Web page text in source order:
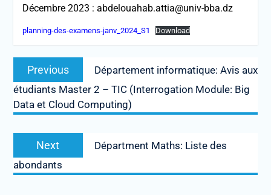
Décembre 2023 : abdelouahab.attia@univ-bba.dz
planning-des-examens-janv_2024_S1 Download
Post
navigation
Previous
Previous
post:
Département informatique: Avis aux
étudiants Master 2 – TIC (Interrogation Module: Big
Data et Cloud Computing)
Next
Next
post:
Départment Maths: Liste des
abondants